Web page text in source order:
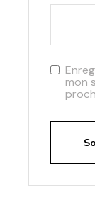
mon